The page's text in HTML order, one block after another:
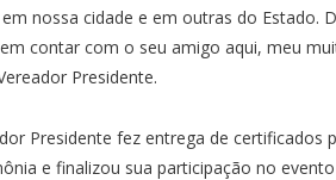
nossa cidade e em outras do Estado.
contar com o seu amigo aqui, meu
Presidente.
Presidente fez entrega de certificados
e finalizou sua participação no